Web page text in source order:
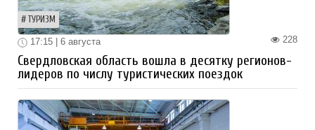
ТУРИЗМ
228
17:15 | 6 августа
Свердловская область вошла в десятку регионов-
лидеров по числу туристических поездок